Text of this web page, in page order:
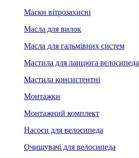
Маски вітрозахисні
Масла для вилок
Масла для гальмівних систем
Мастила для ланцюга велосипеда
Мастила консистентні
Монтажки
Монтажний комплект
Насоси для велосипеда
Очищувачі для велосипеда